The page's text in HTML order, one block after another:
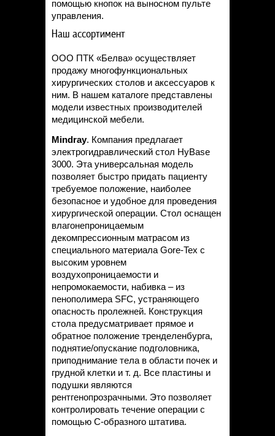
помощью кнопок на выносном пульте
управления.
Наш ассортимент
ООО ПТК «Белва» осуществляет
продажу многофункциональных
хирургических столов и аксессуаров к
ним. В нашем каталоге представлены
модели известных производителей
медицинской мебели.
Mindray. Компания предлагает
электрогидравлический стол HyBase
3000. Эта универсальная модель
позволяет быстро придать пациенту
требуемое положение, наиболее
безопасное и удобное для проведения
хирургической операции. Стол оснащен
влагонепроницаемым
декомпрессионным матрасом из
специального материала Gore-Tex с
высоким уровнем
воздухопроницаемости и
непромокаемости, набивка – из
пенополимера SFC, устраняющего
опасность пролежней. Конструкция
стола предусматривает прямое и
обратное положение тренделенбурга,
поднятие/опускание подголовника,
приподнимание тела в области почек и
грудной клетки и т. д. Все пластины и
подушки являются
рентгенопрозрачными. Это позволяет
контролировать течение операции с
помощью С-образного штатива.